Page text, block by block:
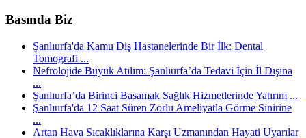
Basında Biz
Şanlıurfa'da Kamu Diş Hastanelerinde Bir İlk: Dental
Tomografi ...
Nefrolojide Büyük Atılım: Şanlıurfa’da Tedavi İçin İl Dışına
...
Şanlıurfa’da Birinci Basamak Sağlık Hizmetlerinde Yatırım ...
Şanlıurfa'da 12 Saat Süren Zorlu Ameliyatla Görme Sinirine
...
Artan Hava Sıcaklıklarına Karşı Uzmanından Hayati Uyarılar